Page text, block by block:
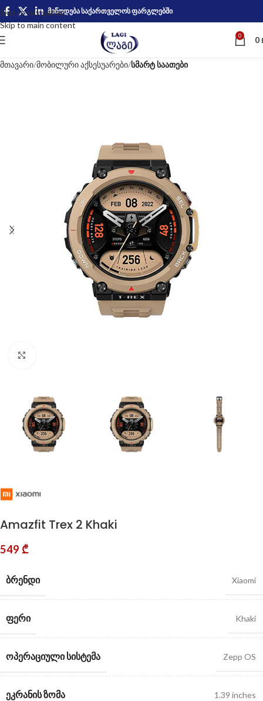
Skip to navigation
Skip to main content
მიწოდება საქართველოს ფარგლებში
0 0
მთავარი მობილური აქსესუარები სმარტ საათები
Amazfit Trex 2 Khaki
549 ₾
ᲑᲠᲔᲜᲓᲘ Xiaomi
ᲤᲔᲠᲘ Khaki
ᲝᲞᲔᲠᲐᲪᲘᲣᲚᲘ ᲡᲘᲡᲢᲔᲛᲐ Zepp OS
ᲔᲙᲠᲐᲜᲘᲡ ᲖᲝᲛᲐ 1.39 inches